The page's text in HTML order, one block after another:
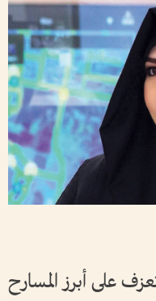
على أبرز المسارح